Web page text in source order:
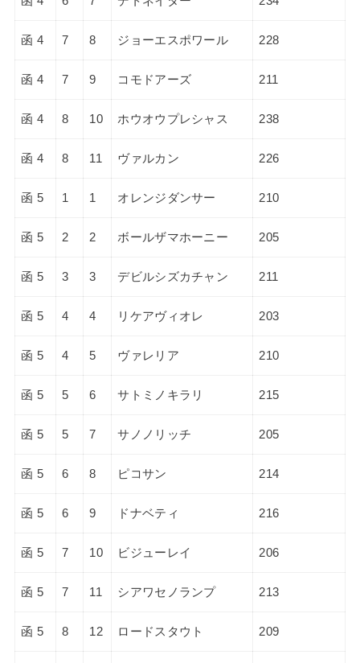
函 4 7 8 ジョーエスポワール 228
函 4 7 9 コモドアーズ 211
函 4 8 10 ホウオウプレシャス 238
函 4 8 11 ヴァルカン 226
函 5 1 1 オレンジダンサー 210
函 5 2 2 ボールザマホーニー 205
函 5 3 3 デビルシズカチャン 211
函 5 4 4 リケアヴィオレ 203
函 5 4 5 ヴァレリア 210
函 5 5 6 サトミノキラリ 215
函 5 5 7 サノノリッチ 205
函 5 6 8 ピコサン 214
函 5 6 9 ドナベティ 216
函 5 7 10 ビジューレイ 206
函 5 7 11 シアワセノランプ 213
函 5 8 12 ロードスタウト 209